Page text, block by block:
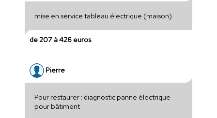
mise en service tableau électrique (maison)
de 207 à 426 euros
Pierre
Pour restaurer : diagnostic panne électrique
pour bâtiment